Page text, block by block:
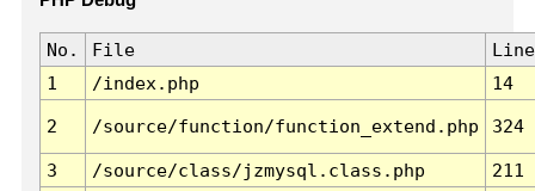
No. File
Line
1
/index.php 14
2 /source/function/function_extend.php 324
3 /source/class/jzmysql.class.php
211